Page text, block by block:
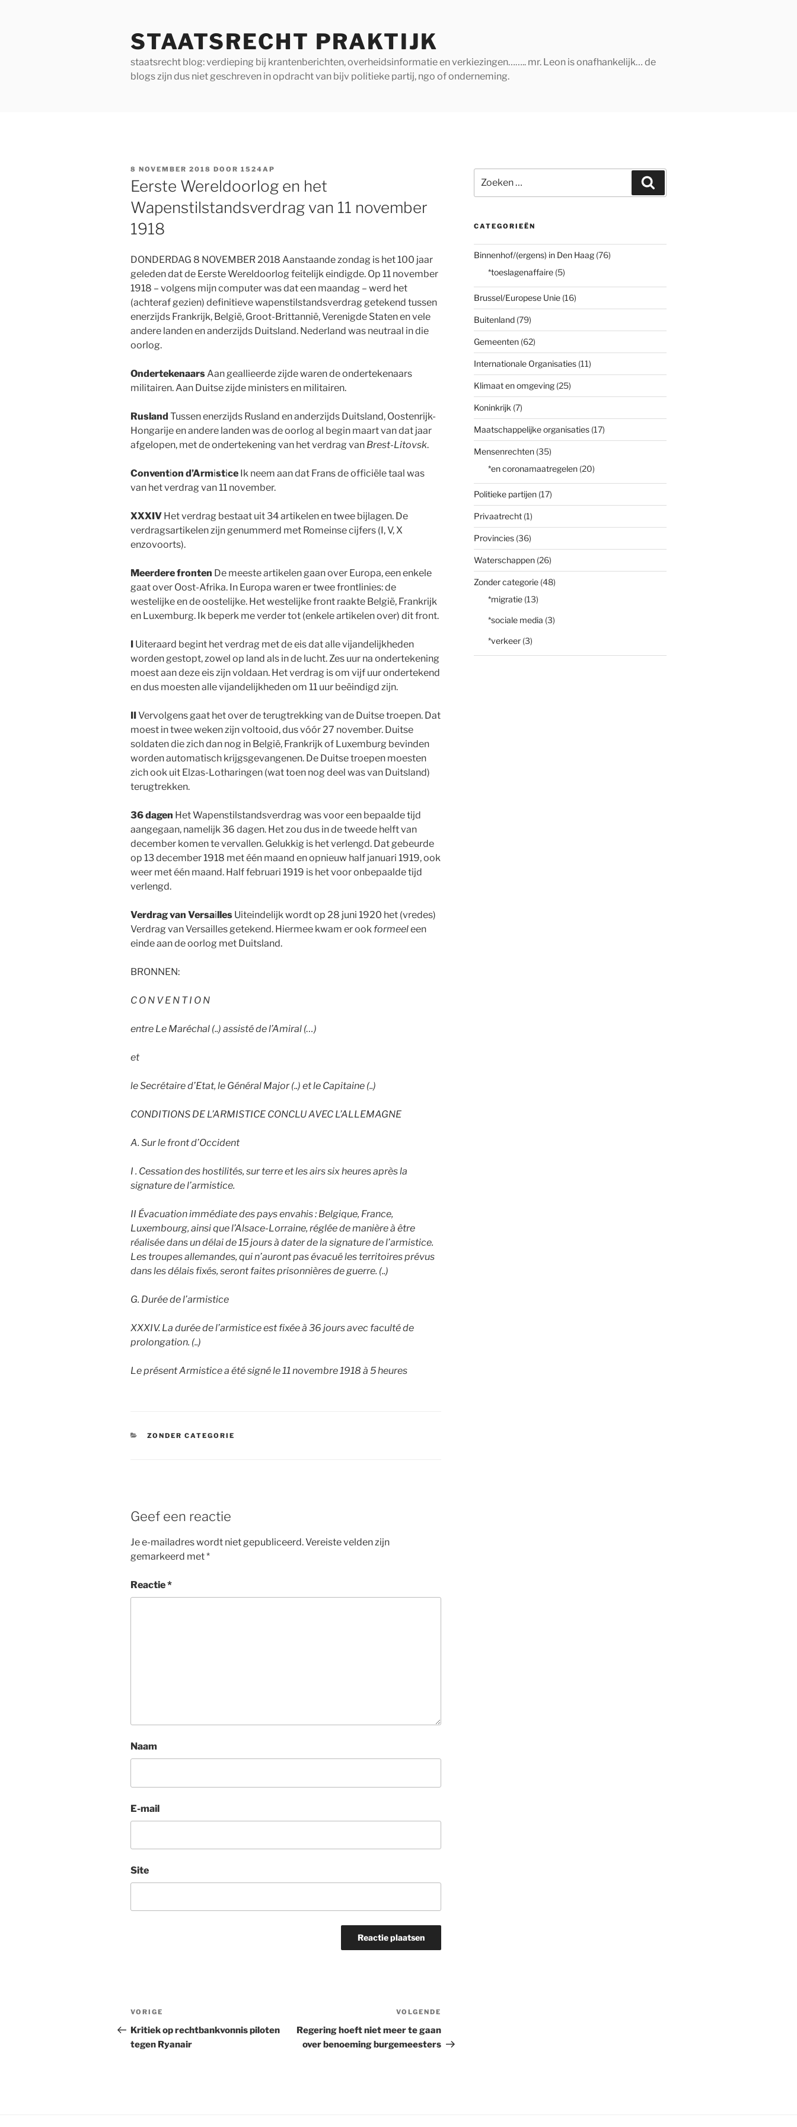
STAATSRECHT PRAKTIJK
staatsrecht blog: verdieping bij krantenberichten, overheidsinformatie en verkiezingen…….. mr. Leon is onafhankelijk… de
blogs zijn dus niet geschreven in opdracht van bijv politieke partij, ngo of onderneming.
GEPLAATST
OP
8 NOVEMBER 2018 DOOR 1524AP
Eerste Wereldoorlog en het
Wapenstilstandsverdrag van 11 november
1918
DONDERDAG 8 NOVEMBER 2018 Aanstaande zondag is het 100 jaar
geleden dat de Eerste Wereldoorlog feitelijk eindigde. Op 11 november
1918 – volgens mijn computer was dat een maandag – werd het
(achteraf gezien) definitieve wapenstilstandsverdrag getekend tussen
enerzijds Frankrijk, België, Groot-Brittannië, Verenigde Staten en vele
andere landen en anderzijds Duitsland. Nederland was neutraal in die
oorlog.
OndertekenaarsAan geallieerde zijde waren de ondertekenaars
militairen. Aan Duitse zijde ministers en militairen.
Rusland Tussen enerzijds Rusland en anderzijds Duitsland, Oostenrijk-
Hongarije en andere landen was de oorlog al begin maart van dat jaar
afgelopen, met de ondertekening van het verdrag van Brest-Litovsk.
Convention d’Armistice Ik neem aan dat Frans de officiële taal was
van het verdrag van 11 november.
XXXIV Het verdrag bestaat uit 34 artikelen en twee bijlagen. De
verdragsartikelen zijn genummerd met Romeinse cijfers (I, V, X
enzovoorts).
Meerdere fronten De meeste artikelen gaan over Europa, een enkele
gaat over Oost-Afrika. In Europa waren er twee frontlinies: de
westelijke en de oostelijke. Het westelijke front raakte België, Frankrijk
en Luxemburg. Ik beperk me verder tot (enkele artikelen over) dit front.
I Uiteraard begint het verdrag met de eis dat alle vijandelijkheden
worden gestopt, zowel op land als in de lucht. Zes uur na ondertekening
moest aan deze eis zijn voldaan. Het verdrag is om vijf uur ondertekend
en dus moesten alle vijandelijkheden om 11 uur beëindigd zijn.
II Vervolgens gaat het over de terugtrekking van de Duitse troepen. Dat
moest in twee weken zijn voltooid, dus vóór 27 november. Duitse
soldaten die zich dan nog in België, Frankrijk of Luxemburg bevinden
worden automatisch krijgsgevangenen. De Duitse troepen moesten
zich ook uit Elzas-Lotharingen (wat toen nog deel was van Duitsland)
terugtrekken.
36 dagen Het Wapenstilstandsverdrag was voor een bepaalde tijd
aangegaan, namelijk 36 dagen. Het zou dus in de tweede helft van
december komen te vervallen. Gelukkig is het verlengd. Dat gebeurde
op 13 december 1918 met één maand en opnieuw half januari 1919, ook
weer met één maand. Half februari 1919 is het voor onbepaalde tijd
verlengd.
Verdrag van Versailles Uiteindelijk wordt op 28 juni 1920 het (vredes)
Verdrag van Versailles getekend. Hiermee kwam er ook formeeleen
einde aan de oorlog met Duitsland.
BRONNEN:
C O N V E N T I O N
entre Le Maréchal (..) assisté de l’Amiral (…)
et
le Secrétaire d’Etat, le Général Major (..) et le Capitaine (..)
CONDITIONS DE L’ARMISTICE CONCLU AVEC L’ALLEMAGNE
A. Sur le front d’Occident
I . Cessation des hostilités, sur terre et les airs six heures après la
signature de l’armistice.
II Évacuation immédiate des pays envahis : Belgique, France,
Luxembourg, ainsi que l’Alsace-Lorraine, réglée de manière à être
réalisée dans un délai de 15 jours à dater de la signature de l’armistice.
Les troupes allemandes, qui n’auront pas évacué les territoires prévus
dans les délais fixés, seront faites prisonnières de guerre. (..)
G. Durée de l’armistice
XXXIV. La durée de l’armistice est fixée à 36 jours avec faculté de
prolongation. (..)
Le présent Armistice a été signé le 11 novembre 1918 à 5 heures
CATEGORIEËN
ZONDER CATEGORIE
Geef een reactie
Je e-mailadres wordt niet gepubliceerd.Vereiste velden zijn
gemarkeerd met*
Reactie*
Naam
E-mail
Site
Bericht
navigatie
Vorig
bericht
VORIGE
Kritiek op rechtbankvonnis piloten
tegen Ryanair
bericht
VOLGENDE
Regering hoeft niet meer te gaan
over benoeming burgemeesters
naar:
CATEGORIEËN
Binnenhof/(ergens) in Den Haag(76)
*toeslagenaffaire(5)
Brussel/Europese Unie(16)
Buitenland(79)
Gemeenten(62)
Internationale Organisaties(11)
Klimaat en omgeving(25)
Koninkrijk (7)
Maatschappelijke organisaties(17)
Mensenrechten(35)
*en coronamaatregelen(20)
Politieke partijen(17)
Privaatrecht(1)
Provincies(36)
Waterschappen(26)
Zonder categorie(48)
*migratie(13)
*sociale media (3)
*verkeer(3)